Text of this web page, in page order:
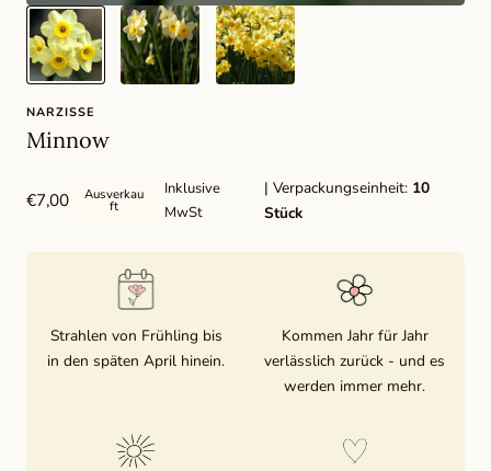
NARZISSE
Minnow
Regulärer
€7,00 Ausverkau
ft
Inklusive
MwSt
| Verpackungseinheit:10
Stück
Strahlen von Frühling bis
in den späten April hinein.
Kommen Jahr für Jahr
verlässlich zurück - und es
werden immer mehr.